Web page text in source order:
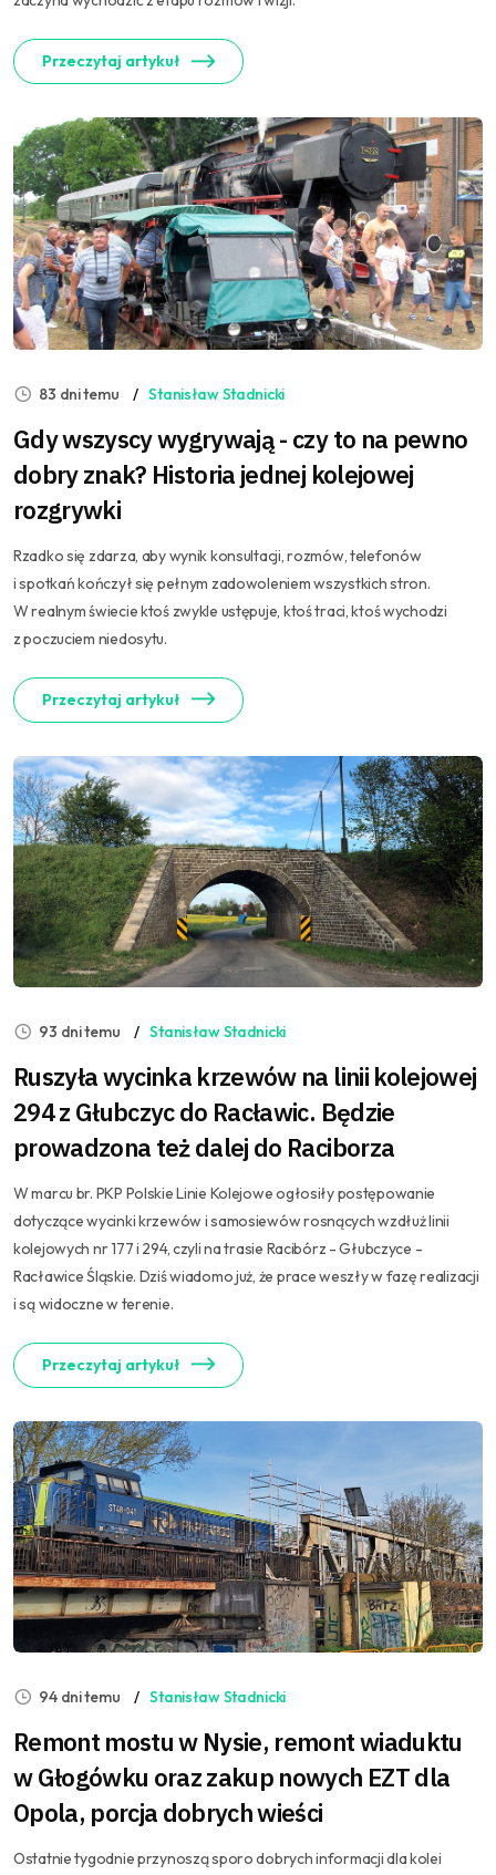
Przeczytaj artykuł
83 dni temu Stanisław Stadnicki
Gdy wszyscy wygrywają - czy to na pewno
dobry znak? Historia jednej kolejowej
rozgrywki
Rzadko się zdarza, aby wynik konsultacji, rozmów, telefonów
i spotkań kończył się pełnym zadowoleniem wszystkich stron.
W realnym świecie ktoś zwykle ustępuje, ktoś traci, ktoś wychodzi
z poczuciem niedosytu.
Przeczytaj artykuł
93 dni temu Stanisław Stadnicki
Ruszyła wycinka krzewów na linii kolejowej
294 z Głubczyc do Racławic. Będzie
prowadzona też dalej do Raciborza
W marcu br. PKP Polskie Linie Kolejowe ogłosiły postępowanie
dotyczące wycinki krzewów i samosiewów rosnących wzdłuż linii
kolejowych nr 177 i 294, czyli na trasie Racibórz - Głubczyce -
Racławice Śląskie. Dziś wiadomo już, że prace weszły w fazę realizacji
i są widoczne w terenie.
Przeczytaj artykuł
94 dni temu Stanisław Stadnicki
Remont mostu w Nysie, remont wiaduktu
w Głogówku oraz zakup nowych EZT dla
Opola, porcja dobrych wieści
Ostatnie tygodnie przynoszą sporo dobrych informacji dla kolei